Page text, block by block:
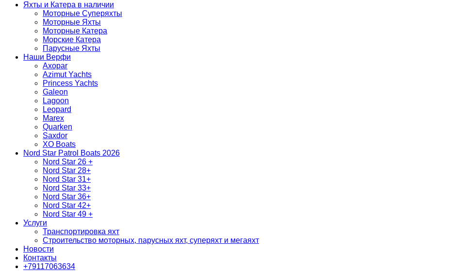
Яхты и Катера в наличии
Моторные Суперяхты
Моторные Яхты
Моторные Катера
Морские Катера
Парусные Яхты
Наши Верфи
Axopar
Azimut Yachts
Princess Yachts
Galeon
Lagoon
Leopard
Marex
Quarken
Saxdor
XO Boats
Nord Star Patrol Boats 2026
Nord Star 26 +
Nord Star 28+
Nord Star 31+
Nord Star 33+
Nord Star 36+
Nord Star 42+
Nord Star 49 +
Услуги
Транспортировка яхт
Строительство моторных, парусных яхт, суперяхт и мегаяхт
Новости
Контакты
+79117063634